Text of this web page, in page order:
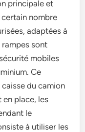
principale et
nombre
adaptées à
sont
mobiles
Ce
du camion
en place, les
le
à utiliser les